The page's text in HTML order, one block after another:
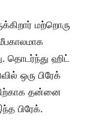
மற்றொரு
தொடர்ந்து ஹிட்
ஒரு பிரேக்
தன்னை
பிரேக்.